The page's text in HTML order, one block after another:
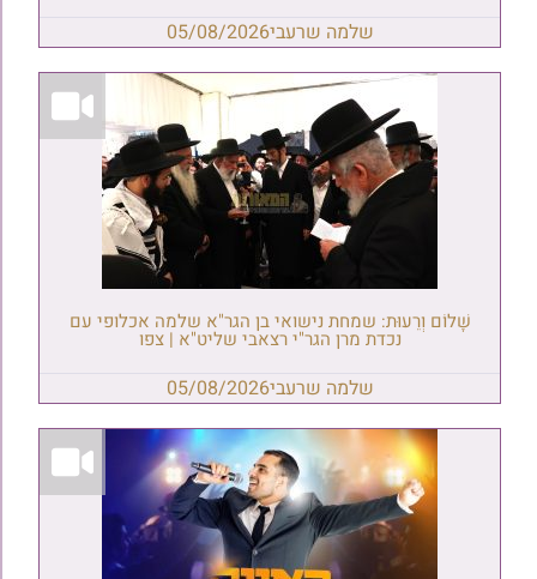
שלמה שרעבי05/08/2026
שָׁלוֹם וְרֵעוּת: שמחת נישואי בן הגר"א שלמה אכלופי עם
נכדת מרן הגר"י רצאבי שליט"א | צפו
שלמה שרעבי05/08/2026